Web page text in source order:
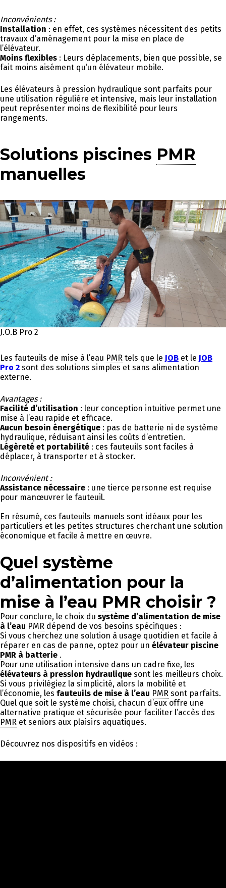
Inconvénients :
Installation : en effet, ces systèmes nécessitent des petits
travaux d’aménagement pour la mise en place de
l’élévateur.
Moins flexibles : Leurs déplacements, bien que possible, se
fait moins aisément qu’un élévateur mobile.
Les élévateurs à pression hydraulique sont parfaits pour
une utilisation régulière et intensive, mais leur installation
peut représenter moins de flexibilité pour leurs
rangements.
Solutions piscines PMR
manuelles
J.O.B Pro 2
Les fauteuils de mise à l’eau PMR tels que le JOB et le JOB
Pro 2 sont des solutions simples et sans alimentation
externe.
Avantages :
Facilité d’utilisation : leur conception intuitive permet une
mise à l’eau rapide et efficace.
Aucun besoin énergétique : pas de batterie ni de système
hydraulique, réduisant ainsi les coûts d’entretien.
Légèreté et portabilité : ces fauteuils sont faciles à
déplacer, à transporter et à stocker.
Inconvénient :
Assistance nécessaire : une tierce personne est requise
pour manœuvrer le fauteuil.
En résumé, ces fauteuils manuels sont idéaux pour les
particuliers et les petites structures cherchant une solution
économique et facile à mettre en œuvre.
Quel système
d’alimentation pour la
mise à l’eau PMR choisir ?
Pour conclure, le choix du système d’alimentation de mise
à l’eau PMR dépend de vos besoins spécifiques :
Si vous cherchez une solution à usage quotidien et facile à
réparer en cas de panne, optez pour un élévateur piscine
PMR à batterie .
Pour une utilisation intensive dans un cadre fixe, les
élévateurs à pression hydraulique sont les meilleurs choix.
Si vous privilégiez la simplicité, alors la mobilité et
l’économie, les fauteuils de mise à l’eau PMR sont parfaits.
Quel que soit le système choisi, chacun d’eux offre une
alternative pratique et sécurisée pour faciliter l’accès des
PMR et seniors aux plaisirs aquatiques.
Découvrez nos dispositifs en vidéos :